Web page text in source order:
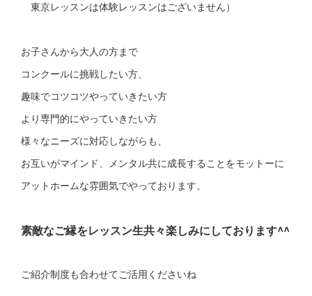
東京レッスンは体験レッスンはございません）
お子さんから大人の方まで
コンクールに挑戦したい方、
趣味でコツコツやっていきたい方
より専門的にやっていきたい方
様々なニーズに対応しながらも、
お互いがマインド、メンタル共に成長することをモットーに
アットホームな雰囲気でやっております。
素敵なご縁をレッスン生共々楽しみにしております^^
ご紹介制度も合わせてご活用くださいね